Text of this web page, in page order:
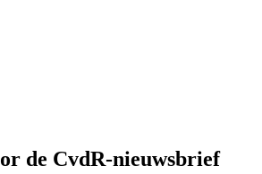
de CvdR-nieuwsbrief